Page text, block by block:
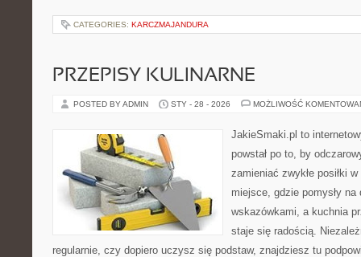
CATEGORIES: KARCZMAJANDURA
PRZEPISY KULINARNE
POSTED BY ADMIN STY - 28 - 2026 MOŻLIWOŚĆ
JakieSmaki.pl to
powstał po to, by
zamieniać zwykłe posiłki
miejsce, gdzie pomysły
wskazówkami, a kuchnia
staje się radością.
regularnie, czy dopiero uczysz się podstaw, znajdziesz tu